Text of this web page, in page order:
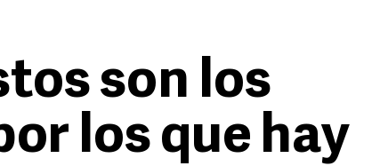
son los
los que hay